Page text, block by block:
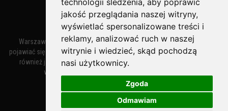
technologii śledzenia, aby poprawić
jakość przeglądania naszej witryny,
wyświetlać spersonalizowane treści i
reklamy, analizować ruch w naszej
witrynie i wiedzieć, skąd pochodzą
nasi użytkownicy.
Zgoda
Odmawiam
Warszawa – miasto stołeczne Warszawa. Nazwa miasta zaczęła
pojawiać się w dokumentach w XIV wieku jako Warszewa, a od XV wieku
również jako Warszowa. Zmiana nazwy na Warszawa w XV wieku
wynikała z mazowieckiej wymowy dialektycznej.